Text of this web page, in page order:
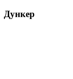
Дункер